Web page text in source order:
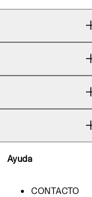
Ayuda
CONTACTO